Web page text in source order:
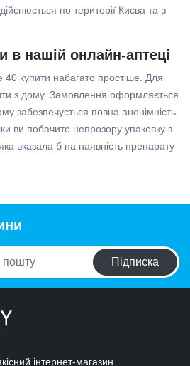
по території Києва та в
в нашій онлайн-аптеці
40 купити набагато простіше. Для
з дому. Замовлення оформляється
забезпечується повна анонімність.
ви побачите непрозору упаковку з
вказала б на наявність препарату
Підписка
інтернет-магазин.